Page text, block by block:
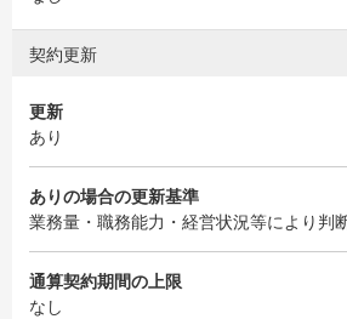
契約更新
更新
あり
ありの場合の更新基準
業務量・職務能力・経営状況等により判
通算契約期間の上限
なし